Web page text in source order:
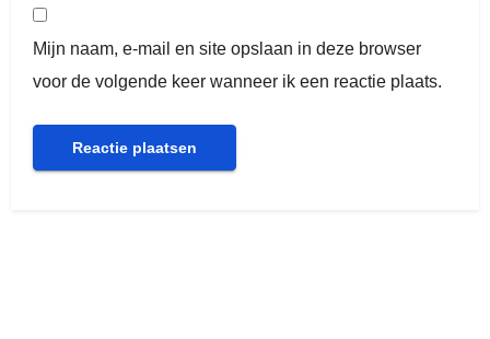
Mijn naam, e-mail en site opslaan in deze browser
voor de volgende keer wanneer ik een reactie plaats.